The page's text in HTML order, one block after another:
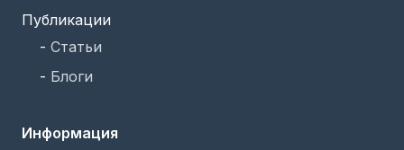
Публикации
- Статьи
- Блоги
Информация